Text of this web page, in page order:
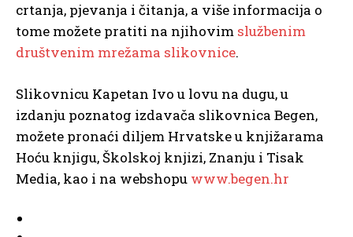
crtanja, pjevanja i čitanja, a više informacija o
tome možete pratiti na njihovim službenim
društvenim mrežama slikovnice.
Slikovnicu Kapetan Ivo u lovu na dugu, u
izdanju poznatog izdavača slikovnica Begen,
možete pronaći diljem Hrvatske u knjižarama
Hoću knjigu, Školskoj knjizi, Znanju i Tisak
Media, kao i na webshopu www.begen.hr